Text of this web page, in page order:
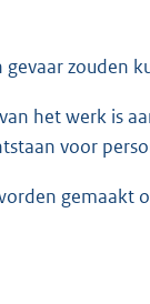
zouden
het werk is
voor
gemaakt